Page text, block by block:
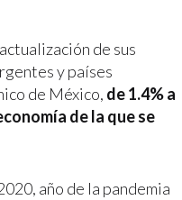
de sus
y países
de México, de 1.4% a
de la que se
año de la pandemia